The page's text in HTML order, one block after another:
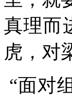
真理而
虎，对
“面对